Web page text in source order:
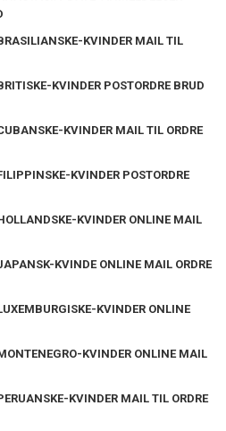
KVINDER MAIL TIL
KVINDER POSTORDRE BRUD
KVINDER MAIL TIL ORDRE
KVINDER POSTORDRE
KVINDER ONLINE MAIL
KVINDE ONLINE MAIL ORDRE
KVINDER ONLINE
KVINDER ONLINE MAIL
KVINDER MAIL TIL ORDRE